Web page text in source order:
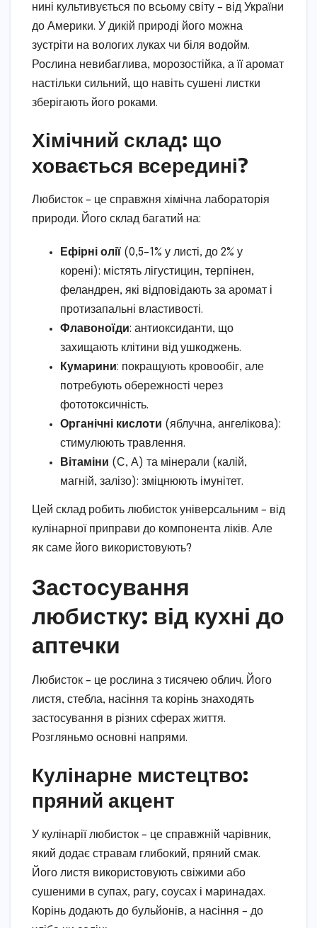
нині культивується по всьому світу – від України
до Америки. У дикій природі його можна
зустріти на вологих луках чи біля водойм.
Рослина невибаглива, морозостійка, а її аромат
настільки сильний, що навіть сушені листки
зберігають його роками.
Хімічний склад: що
ховається всередині?
Любисток – це справжня хімічна лабораторія
природи. Його склад багатий на:
Ефірні олії (0,5–1% у листі, до 2% у
корені): містять лігустицин, терпінен,
феландрен, які відповідають за аромат і
протизапальні властивості.
Флавоноїди: антиоксиданти, що
захищають клітини від ушкоджень.
Кумарини: покращують кровообіг, але
потребують обережності через
фототоксичність.
Органічні кислоти (яблучна, ангелікова):
стимулюють травлення.
Вітаміни (С, А) та мінерали (калій,
магній, залізо): зміцнюють імунітет.
Цей склад робить любисток універсальним – від
кулінарної приправи до компонента ліків. Але
як саме його використовують?
Застосування
любистку: від кухні до
аптечки
Любисток – це рослина з тисячею облич. Його
листя, стебла, насіння та корінь знаходять
застосування в різних сферах життя.
Розгляньмо основні напрями.
Кулінарне мистецтво:
пряний акцент
У кулінарії любисток – це справжній чарівник,
який додає стравам глибокий, пряний смак.
Його листя використовують свіжими або
сушеними в супах, рагу, соусах і маринадах.
Корінь додають до бульйонів, а насіння – до